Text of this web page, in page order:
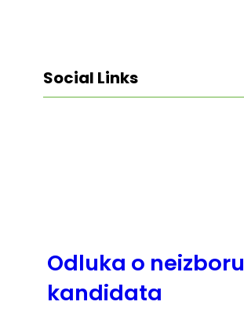
Social Links
Odluka o neizboru
kandidata